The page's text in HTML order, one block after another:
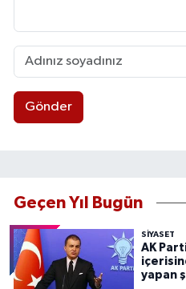
Gönder
Geçen Yıl Bugün
SIYASET
AK
yapan